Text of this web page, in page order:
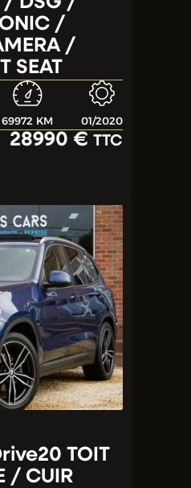
/
/
SEAT
69972 KM 01/2020
28990 € TTC
TOIT
/ CUIR